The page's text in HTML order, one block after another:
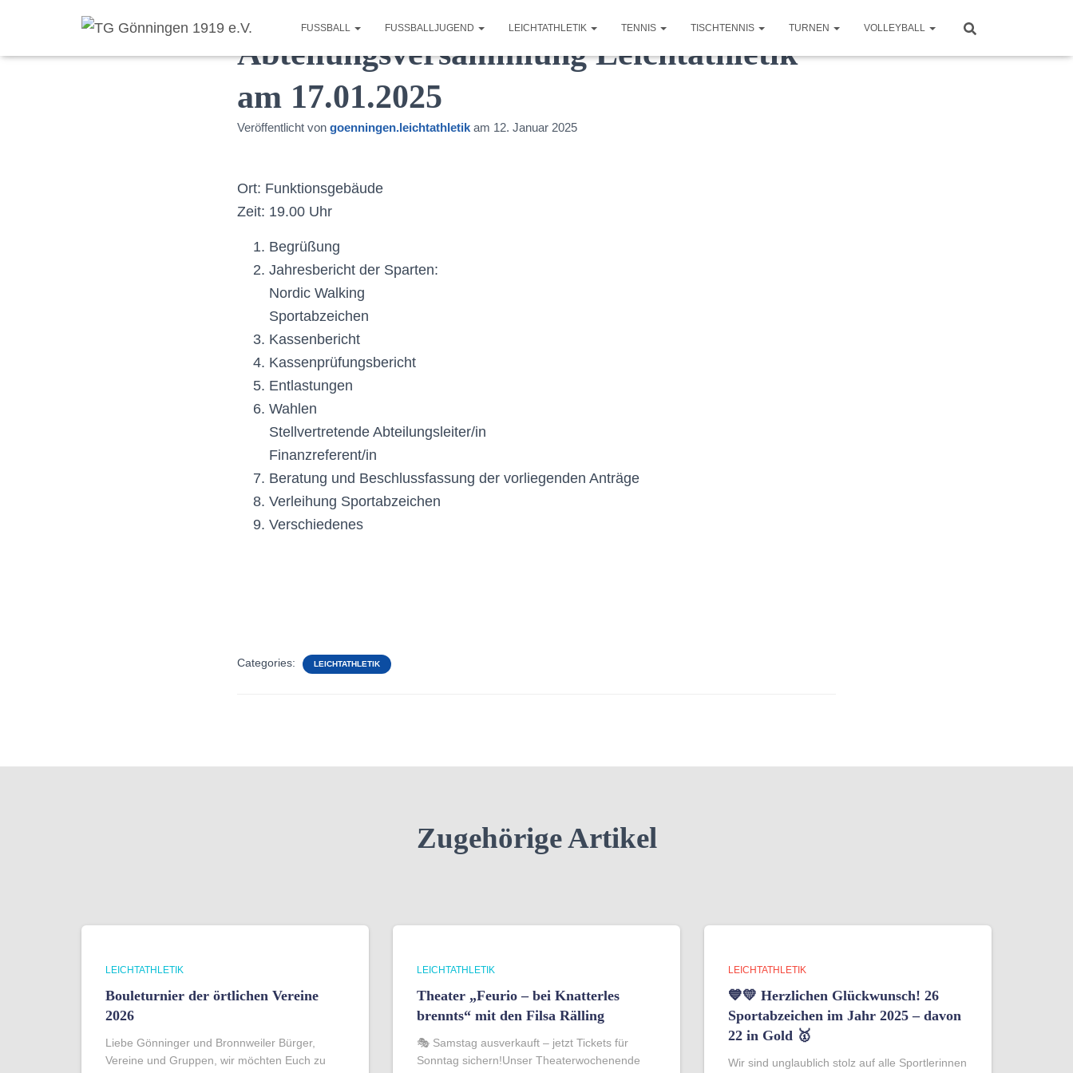
FUSSBALL FUSSBALLJUGEND LEICHTATHLETIK TENNIS TISCHTENNIS TURNEN VOLLEYBALL
Abteilungsversammlung Leichtathletik
am 17.01.2025
Veröffentlicht von goenningen.leichtathletik am 12. Januar 2025
Ort: Funktionsgebäude
Zeit: 19.00 Uhr
Begrüßung
Jahresbericht der Sparten:
​​Nordic Walking
​​Sportabzeichen
Kassenbericht​
Kassenprüfungsbericht
Entlastungen
Wahlen
​​Stellvertretende Abteilungsleiter/in
​​Finanzreferent/in​
Beratung und Beschlussfassung der vorliegenden Anträge
Verleihung Sportabzeichen
Verschiedenes
Categories: LEICHTATHLETIK
Zugehörige Artikel
LEICHTATHLETIK
Bouleturnier der örtlichen Vereine
2026
Liebe Gönninger und Bronnweiler Bürger,
Vereine und Gruppen, wir möchten Euch zu
LEICHTATHLETIK
Theater „Feurio – bei Knatterles
brennts“ mit den Filsa Rälling
🎭 Samstag ausverkauft – jetzt Tickets für
Sonntag sichern!Unser Theaterwochenende
LEICHTATHLETIK
💙💛 Herzlichen Glückwunsch! 26
Sportabzeichen im Jahr 2025 – davon
22 in Gold 🥇
Wir sind unglaublich stolz auf alle Sportlerinnen